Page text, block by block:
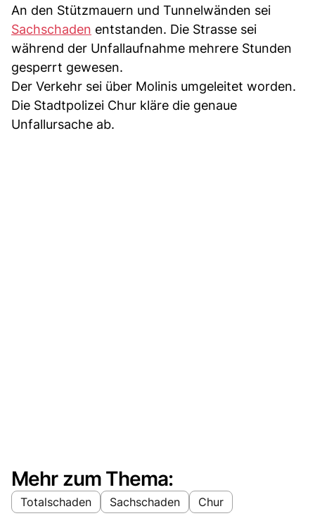
An den Stützmauern und Tunnelwänden sei
Sachschaden entstanden. Die Strasse sei
während der Unfallaufnahme mehrere Stunden
gesperrt gewesen.
Der Verkehr sei über Molinis umgeleitet worden.
Die Stadtpolizei Chur kläre die genaue
Unfallursache ab.
Mehr zum Thema:
Totalschaden Sachschaden Chur